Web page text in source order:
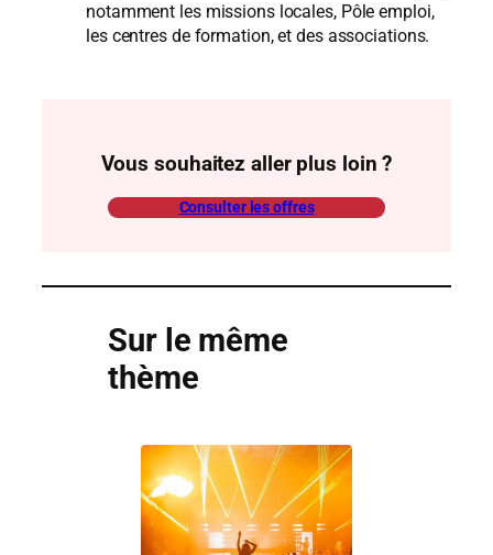
notamment les missions locales, Pôle emploi,
les centres de formation, et des associations.
Vous souhaitez aller plus loin ?
Consulter les offres
Sur le même
thème